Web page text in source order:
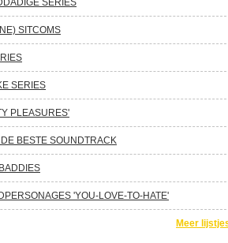
SERIES
SITCOMS
SERIES
PLEASURES'
BESTE SOUNDTRACK
'YOU-LOVE-TO-HATE'
Meer